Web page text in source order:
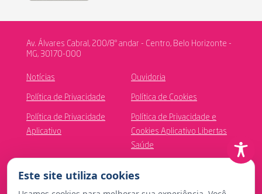
Av. Álvares Cabral, 200/8º andar - Centro, Belo Horizonte -
MG, 30170-000
Notícias Ouvidoria
Política de Privacidade Política de Cookies
Política de Privacidade
Aplicativo
Política de Privacidade e
Cookies Aplicativo Libertas
Saúde
Este site utiliza cookies